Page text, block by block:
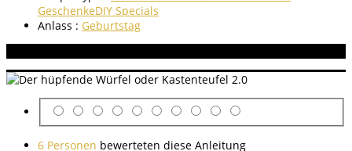
GeschenkeDIY Specials
Anlass : Geburtstag
6 Personen bewerteten diese Anleitung